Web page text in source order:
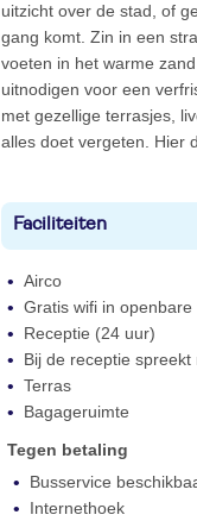
uitzicht over de stad, of
gang komt. Zin in een
voeten in het warme
uitnodigen voor een
met gezellige terrasjes,
alles doet vergeten. Hier
Faciliteiten
Airco
Gratis wifi in openbare
Receptie (24 uur)
Bij de receptie spreekt
Terras
Bagageruimte
Tegen betaling
Busservice
Internethoek